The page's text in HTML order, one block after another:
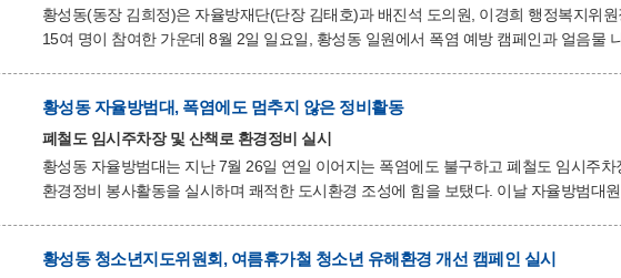
황성동(동장 김희정)은 자율방재단(단장 김태호)과 배진석 도의원, 이경희 행정복지위
15여 명이 참여한 가운데 8월 2일 일요일, 황성동 일원에서 폭염 예방 캠페인과 얼음물 나눔
야외활동 자제 등 건강 관리의 중요성을 적극 홍보했다. 특히 자율방재단원들은 밝은 미소와 친절한 안내로 주민들과
소통하며 안전한 여름나기를 위한 캠페인을 이어갔고, 지나가는 시민들 역시 시원한 응
현장은 훈훈한 분위기 속에서 이어졌다.
황성동 자율방범대, 폭염에도 멈추지 않은 정비활동
폐철도 임시주차장 및 산책로 환경정비 실시
황성동 자율방범대는 지난 7월 26일 연일 이어지는 폭염에도 불구하고 폐철도 임시주차
환경정비 봉사활동을 실시하며 쾌적한 도시환경 조성에 힘을 보탰다. 이날 자율방범대원들은 많은 시민들이
자율방범대원들의 헌신은 시민들에게 쾌적한 생활환경을 제공하는 것은 물론, 성숙한
황성동 청소년지도위원회, 여름휴가철 청소년 유해환경 개선 캠페인 실시